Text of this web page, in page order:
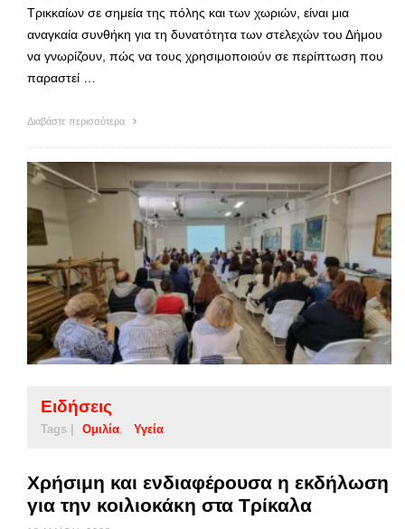
Τρικκαίων σε σημεία της πόλης και των χωριών, είναι μια
αναγκαία συνθήκη για τη δυνατότητα των στελεχών του Δήμου
να γνωρίζουν, πώς να τους χρησιμοποιούν σε περίπτωση που
παραστεί …
Διαβάστε περισσότερα
Ειδήσεις
Tags | Ομιλία Υγεία
Χρήσιμη και ενδιαφέρουσα η εκδήλωση
για την κοιλιοκάκη στα Τρίκαλα